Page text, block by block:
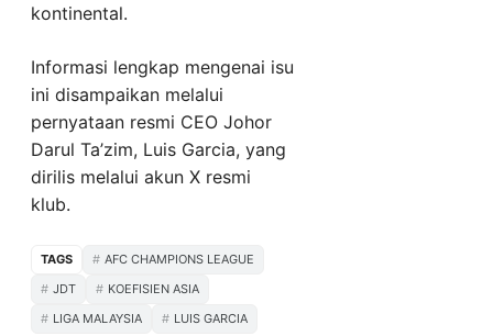
kontinental.
Informasi lengkap mengenai isu
ini disampaikan melalui
pernyataan resmi CEO Johor
Darul Ta’zim, Luis Garcia, yang
dirilis melalui akun X resmi
klub.
TAGS
AFC CHAMPIONS LEAGUE
JDT
KOEFISIEN ASIA
LIGA MALAYSIA
LUIS GARCIA